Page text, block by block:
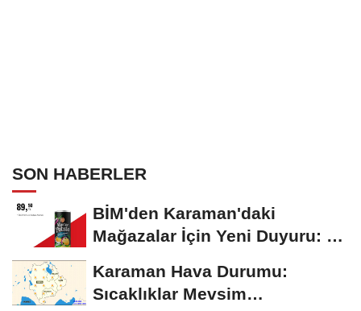
SON HABERLER
BİM'den Karaman'daki
Mağazalar İçin Yeni Duyuru: 11
Karaman Hava Durumu:
Sıcaklıklar Mevsim